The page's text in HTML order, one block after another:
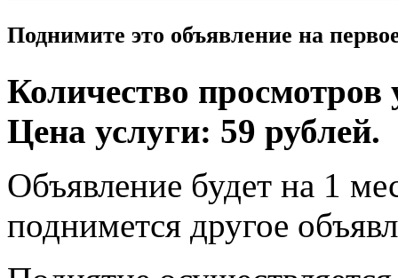
Поднимите это объявление на
Количество просмотров
Цена услуги: 59 рублей.
Объявление будет на 1
поднимется другое